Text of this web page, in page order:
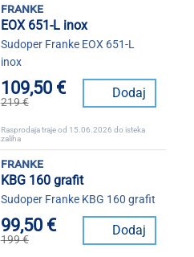
franke
EOX 651-L inox
Sudoper Franke EOX 651-L
inox
109,50 €
219 €
Dodaj
Rasprodaja traje od 15.06.2026 do isteka
zaliha
franke
KBG 160 grafit
Sudoper Franke KBG 160 grafit
99,50 €
199 €
Dodaj